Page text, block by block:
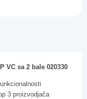
VC sa 2 bale 020330
3 proizvodjača